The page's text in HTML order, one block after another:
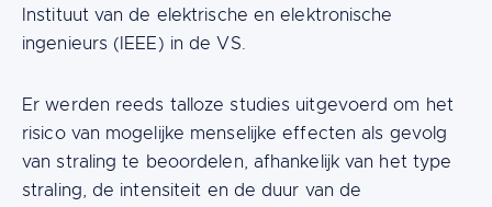
Instituut van de elektrische en elektronische
ingenieurs (IEEE) in de VS.
Er werden reeds talloze studies uitgevoerd om het
risico van mogelijke menselijke effecten als gevolg
van straling te beoordelen, afhankelijk van het type
straling, de intensiteit en de duur van de